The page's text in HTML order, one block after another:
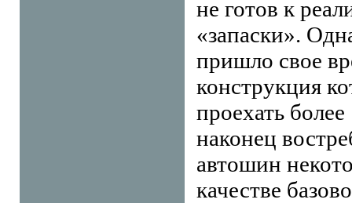
не готов к
«запаски».
пришло свое
конструкция
проехать
наконец
автошин
качестве